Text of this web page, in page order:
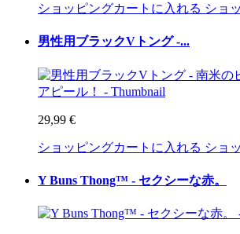
ショッピングカートに入れる ショ
男性用ブラックVトング -...
29,99 €
ショッピングカートに入れる ショ
Y Buns Thong™ - セクシーな赤。